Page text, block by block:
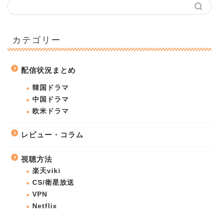
カテゴリー
配信状況まとめ
韓国ドラマ
中国ドラマ
欧米ドラマ
レビュー・コラム
視聴方法
楽天viki
CS/衛星放送
VPN
Netflix